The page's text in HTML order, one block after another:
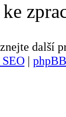
další
|